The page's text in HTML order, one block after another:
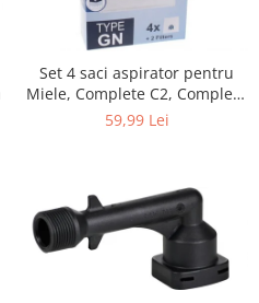
Set 4 saci aspirator pentru
Miele, Complete C2, Complete
C3, Classic C1, S8, S5, S2,
59,99 Lei